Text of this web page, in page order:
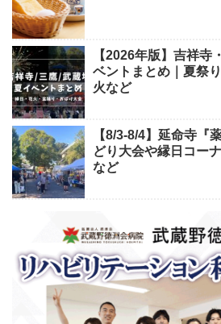
【2026年版】吉祥寺
ベントまとめ｜夏祭
火など
【8/3-8/4】延命寺『
どり大会や縁日コー
など